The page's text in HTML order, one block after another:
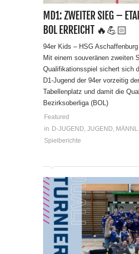
MD1: ZWEITER SIEG –
BOL ERREICHT 🔥💪🏻
94er Kids – HSG
Mit einem souveränen zweiten
Qualifikationsspiel sichert sich
D1-Jugend der 94er vorzeitig
Tabellenplatz und damit die
Bezirksoberliga (BOL)
Featured
in D-JUGEND, JUGEND,
Spielberichte